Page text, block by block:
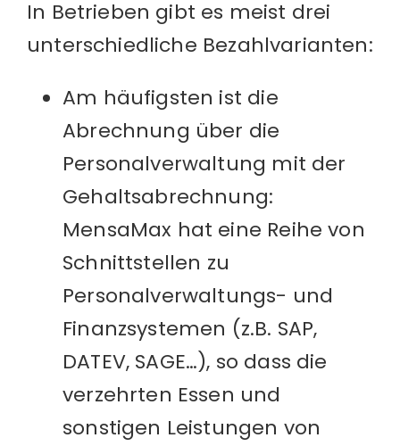
In Betrieben gibt es meist drei
unterschiedliche Bezahlvarianten:
Am häufigsten ist die
Abrechnung über die
Personalverwaltung mit der
Gehaltsabrechnung:
MensaMax hat eine Reihe von
Schnittstellen zu
Personalverwaltungs- und
Finanzsystemen (z.B. SAP,
DATEV, SAGE…), so dass die
verzehrten Essen und
sonstigen Leistungen von